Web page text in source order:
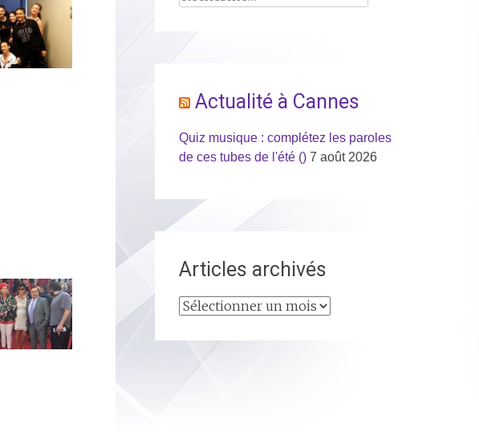
Actualité à Cannes
Quiz musique : complétez les paroles
de ces tubes de l'été () 7 août 2026
Articles archivés
Articles